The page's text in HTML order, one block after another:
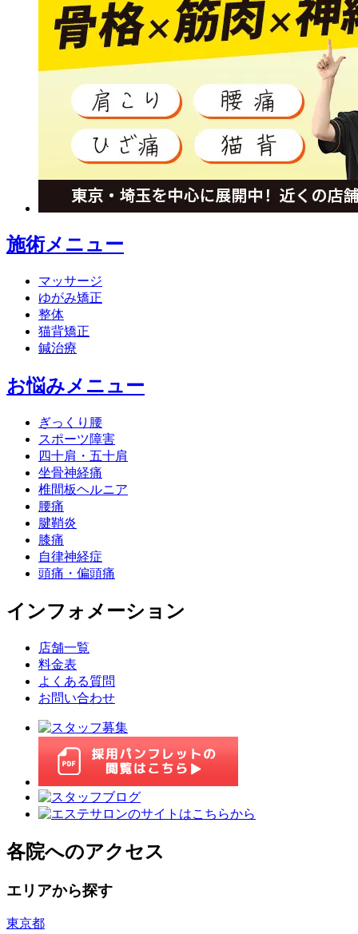
施術メニュー
マッサージ
ゆがみ矯正
整体
猫背矯正
鍼治療
お悩みメニュー
ぎっくり腰
スポーツ障害
四十肩・五十肩
坐骨神経痛
椎間板ヘルニア
腰痛
腱鞘炎
膝痛
自律神経症
頭痛・偏頭痛
インフォメーション
店舗一覧
料金表
よくある質問
お問い合わせ
各院へのアクセス
エリアから探す
東京都